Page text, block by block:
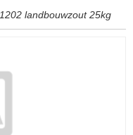
1202 landbouwzout 25kg